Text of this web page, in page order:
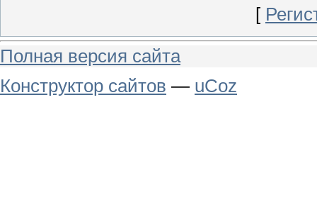
[
Полная версия сайта
Конструктор сайтов — uCoz